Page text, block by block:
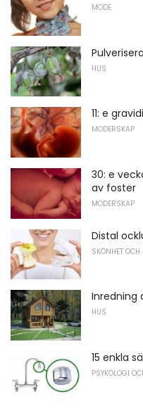
MODE
HUS
11: e
MODERSKAP
30: e
av foster
MODERSKAP
Distal
SKÖNHET
Inredning
HUS
15 enkla
PSYKOLOGI